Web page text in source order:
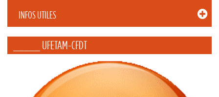
INFOS UTILES
_____ UFETAM-CFDT